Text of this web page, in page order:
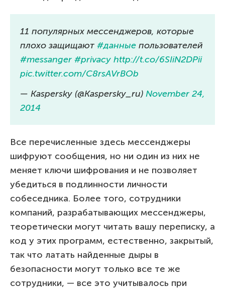
11 популярных мессенджеров, которые
плохо защищают #данные пользователей
#messanger #privacy http://t.co/6SIiN2DPii
pic.twitter.com/C8rsAVrBOb
— Kaspersky (@Kaspersky_ru) November 24,
2014
Все перечисленные здесь мессенджеры
шифруют сообщения, но ни один из них не
меняет ключи шифрования и не позволяет
убедиться в подлинности личности
собеседника. Более того, сотрудники
компаний, разрабатывающих мессенджеры,
теоретически могут читать вашу переписку, а
код у этих программ, естественно, закрытый,
так что латать найденные дыры в
безопасности могут только все те же
сотрудники, — все это учитывалось при